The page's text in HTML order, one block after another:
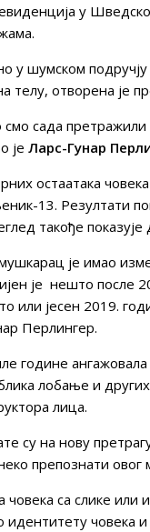
у
у шумском
телу, отворена је
сада
је Ларс-Гунар
остаатака
13. Резултати
такође
је имао
је нешто после
или јесен 2019.
Перлингер.
године
лобање и
лица.
су на нову
препознати
човека са слике
човека